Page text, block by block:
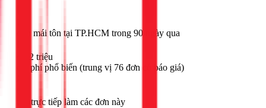
đơn mái tôn tại TP.HCM trong 90 ngày qua
~2.2 triệu
chi phí phổ biến (trung vị 76 đơn có báo giá)
thợ trực tiếp làm các đơn này